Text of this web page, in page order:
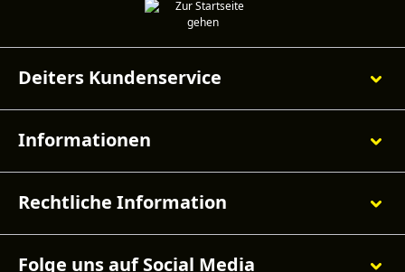
Deiters Kundenservice
Informationen
Rechtliche Information
Folge uns auf Social Media